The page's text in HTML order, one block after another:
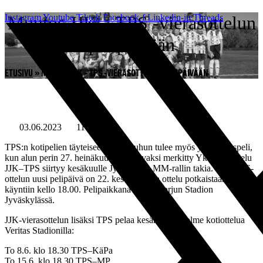
Mene
sisältöön
InstagramYoutube Tiktok Facebook-f Linkedin-in Threads
Muutos JJK – TPS -vierasottelun
pelipäivään
ETUSIVU »MUUTOS JJK – TPS -VIERASOTTELUN PELIPÄIVÄÄN
03.06.2023
11:17
TPS:n kotipelien täyteiseen kesäkuuhun tulee myös yksi vieraspeli,
kun alun perin 27. heinäkuuta pelattavaksi merkitty Ykkösen ottelu
JJK–TPS siirtyy kesäkuulle Jyväskylän MM-rallin takia. JJK–TPS-
ottelun uusi pelipäivä on 22. kesäkuuta, ja ottelu potkaistaan
käyntiin kello 18.00. Pelipaikkana toimii Harjun Stadion
Jyväskylässä.
JJK-vierasottelun lisäksi TPS pelaa kesäkuussa kolme kotiottelua
Veritas Stadionilla:
To 8.6. klo 18.30 TPS–KäPa
To 15.6. klo 18.30 TPS–MP